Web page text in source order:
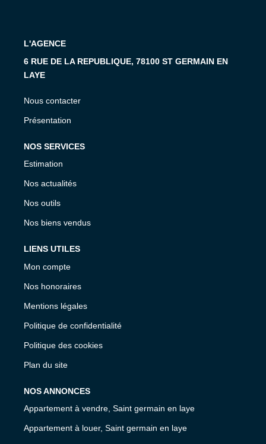
L'AGENCE
6 RUE DE LA REPUBLIQUE, 78100 ST GERMAIN EN
LAYE
Nous contacter
Présentation
NOS SERVICES
Estimation
Nos actualités
Nos outils
Nos biens vendus
LIENS UTILES
Mon compte
Nos honoraires
Mentions légales
Politique de confidentialité
Politique des cookies
Plan du site
NOS ANNONCES
Appartement à vendre, Saint germain en laye
Appartement à louer, Saint germain en laye